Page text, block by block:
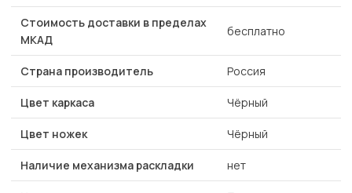
Стоимость доставки в пределах
МКАД
бесплатно
Страна производитель Россия
Цвет каркаса Чёрный
Цвет ножек Чёрный
Наличие механизма раскладки нет